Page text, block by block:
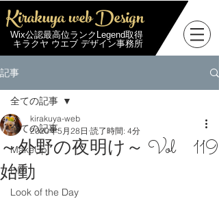
Kirakuya web Design
Wix公認最高位ランクLegend取得
キラクヤ ウエブ デザイン事務所
記事
全ての記事
MakeUp
DIY
Look of the Day
全ての記事
～外野の夜明け～ Vol 119
始動
kirakuya-web
2020年5月28日 読了時間: 4分